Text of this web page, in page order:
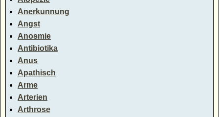
Anerkunnung
Angst
Anosmie
Antibiotika
Anus
Apathisch
Arme
Arterien
Arthrose